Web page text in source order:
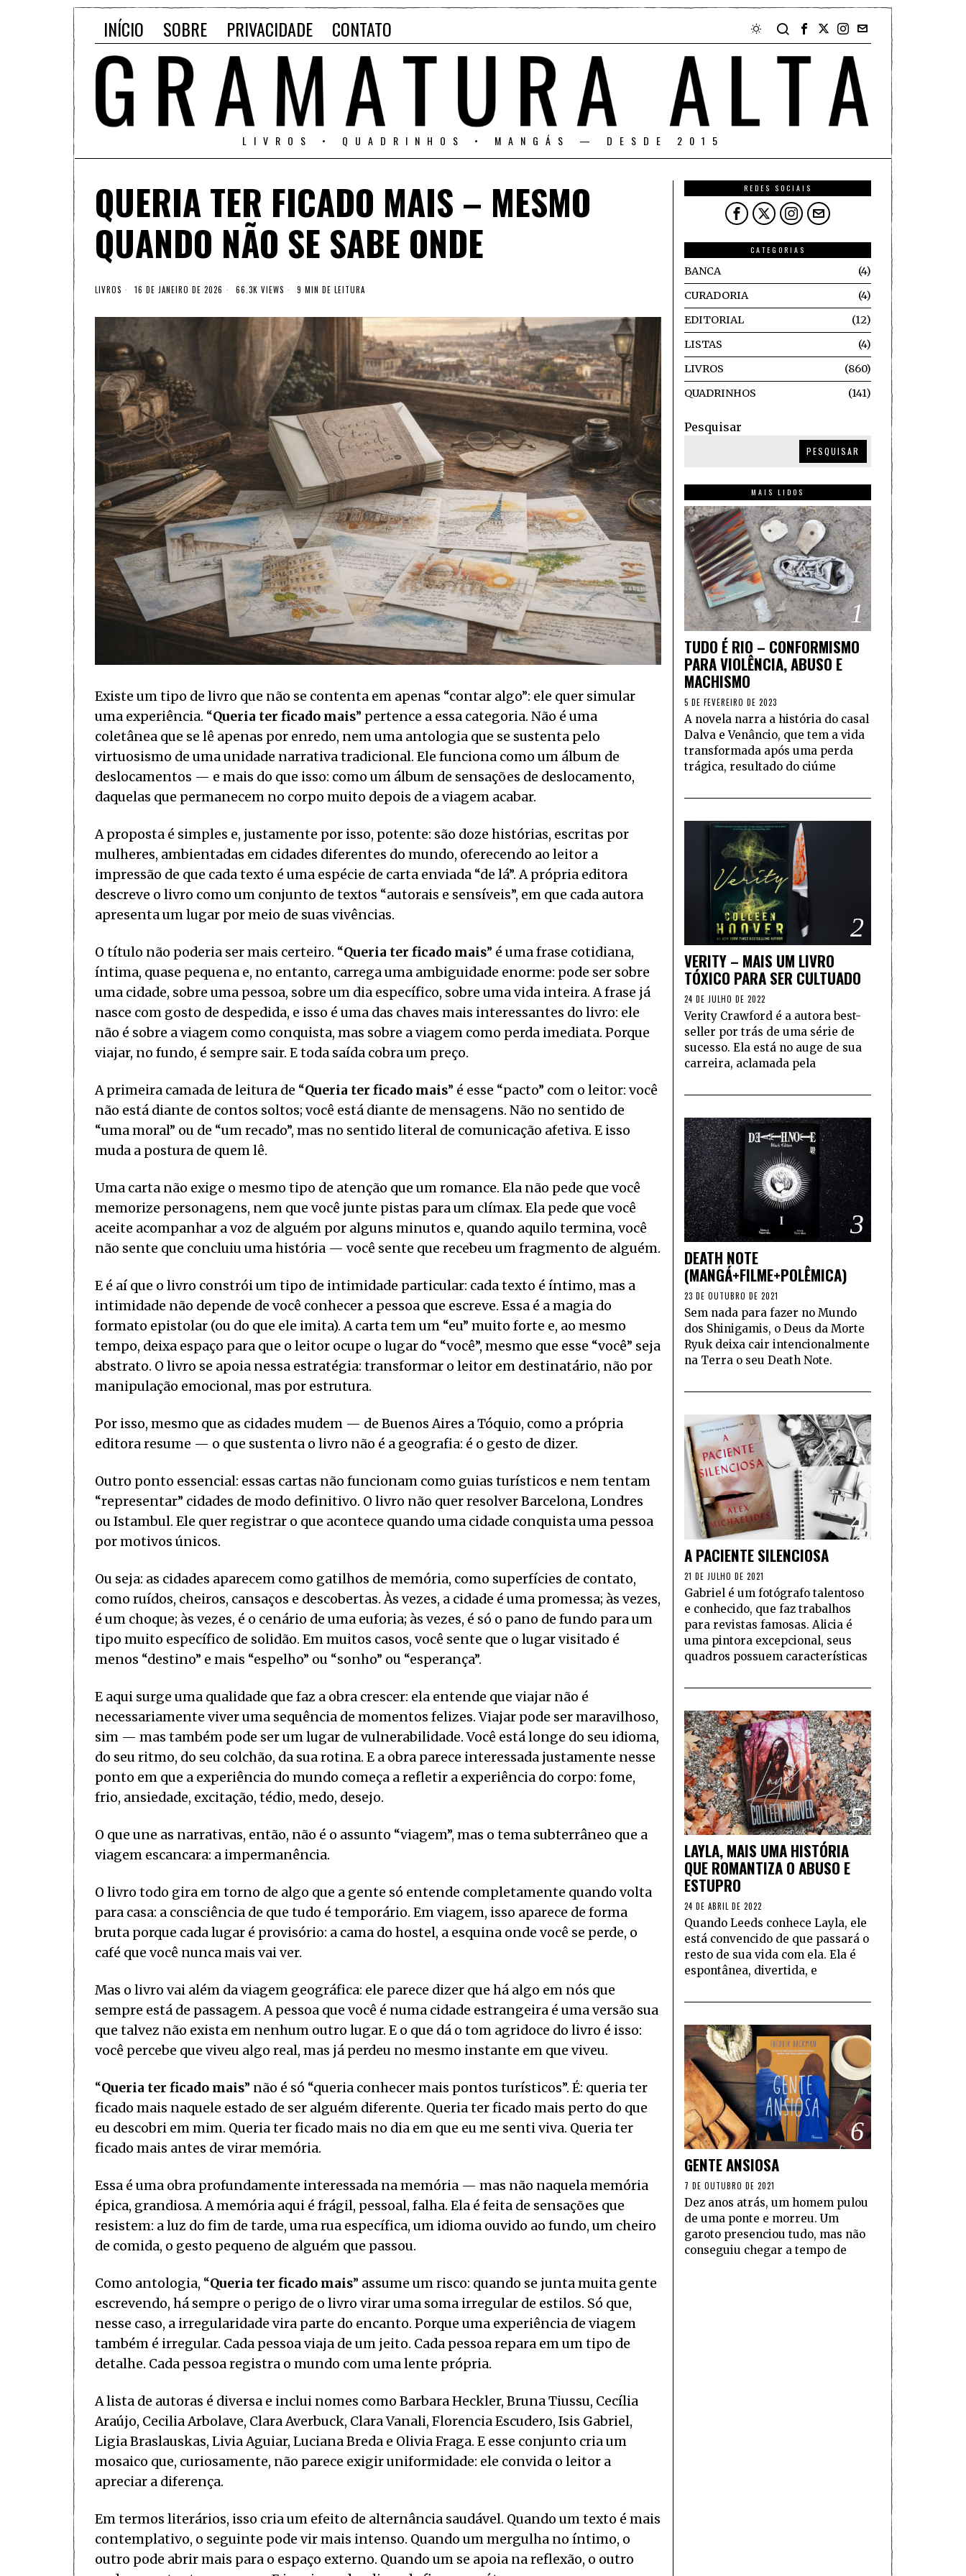
INÍCIO SOBRE PRIVACIDADE CONTATO
LIVROS • QUADRINHOS • MANGÁS — DESDE 2015
QUERIA TER FICADO MAIS – MESMO
QUANDO NÃO SE SABE ONDE
LIVROS 16 DE JANEIRO DE 2026 66.3K VIEWS 9 MIN DE LEITURA
Existe um tipo de livro que não se contenta em apenas “contar algo”: ele quer simular
uma experiência. “Queria ter ficado mais” pertence a essa categoria. Não é uma
coletânea que se lê apenas por enredo, nem uma antologia que se sustenta pelo
virtuosismo de uma unidade narrativa tradicional. Ele funciona como um álbum de
deslocamentos — e mais do que isso: como um álbum de sensações de deslocamento,
daquelas que permanecem no corpo muito depois de a viagem acabar.
A proposta é simples e, justamente por isso, potente: são doze histórias, escritas por
mulheres, ambientadas em cidades diferentes do mundo, oferecendo ao leitor a
impressão de que cada texto é uma espécie de carta enviada “de lá”. A própria editora
descreve o livro como um conjunto de textos “autorais e sensíveis”, em que cada autora
apresenta um lugar por meio de suas vivências.
O título não poderia ser mais certeiro. “Queria ter ficado mais” é uma frase cotidiana,
íntima, quase pequena e, no entanto, carrega uma ambiguidade enorme: pode ser sobre
uma cidade, sobre uma pessoa, sobre um dia específico, sobre uma vida inteira. A frase já
nasce com gosto de despedida, e isso é uma das chaves mais interessantes do livro: ele
não é sobre a viagem como conquista, mas sobre a viagem como perda imediata. Porque
viajar, no fundo, é sempre sair. E toda saída cobra um preço.
A primeira camada de leitura de “Queria ter ficado mais” é esse “pacto” com o leitor: você
não está diante de contos soltos; você está diante de mensagens. Não no sentido de
“uma moral” ou de “um recado”, mas no sentido literal de comunicação afetiva. E isso
muda a postura de quem lê.
Uma carta não exige o mesmo tipo de atenção que um romance. Ela não pede que você
memorize personagens, nem que você junte pistas para um clímax. Ela pede que você
aceite acompanhar a voz de alguém por alguns minutos e, quando aquilo termina, você
não sente que concluiu uma história — você sente que recebeu um fragmento de alguém.
E é aí que o livro constrói um tipo de intimidade particular: cada texto é íntimo, mas a
intimidade não depende de você conhecer a pessoa que escreve. Essa é a magia do
formato epistolar (ou do que ele imita). A carta tem um “eu” muito forte e, ao mesmo
tempo, deixa espaço para que o leitor ocupe o lugar do “você”, mesmo que esse “você” seja
abstrato. O livro se apoia nessa estratégia: transformar o leitor em destinatário, não por
manipulação emocional, mas por estrutura.
Por isso, mesmo que as cidades mudem — de Buenos Aires a Tóquio, como a própria
editora resume — o que sustenta o livro não é a geografia: é o gesto de dizer.
Outro ponto essencial: essas cartas não funcionam como guias turísticos e nem tentam
“representar” cidades de modo definitivo. O livro não quer resolver Barcelona, Londres
ou Istambul. Ele quer registrar o que acontece quando uma cidade conquista uma pessoa
por motivos únicos.
Ou seja: as cidades aparecem como gatilhos de memória, como superfícies de contato,
como ruídos, cheiros, cansaços e descobertas. Às vezes, a cidade é uma promessa; às vezes,
é um choque; às vezes, é o cenário de uma euforia; às vezes, é só o pano de fundo para um
tipo muito específico de solidão. Em muitos casos, você sente que o lugar visitado é
menos “destino” e mais “espelho” ou “sonho” ou “esperança”.
E aqui surge uma qualidade que faz a obra crescer: ela entende que viajar não é
necessariamente viver uma sequência de momentos felizes. Viajar pode ser maravilhoso,
sim — mas também pode ser um lugar de vulnerabilidade. Você está longe do seu idioma,
do seu ritmo, do seu colchão, da sua rotina. E a obra parece interessada justamente nesse
ponto em que a experiência do mundo começa a refletir a experiência do corpo: fome,
frio, ansiedade, excitação, tédio, medo, desejo.
O que une as narrativas, então, não é o assunto “viagem”, mas o tema subterrâneo que a
viagem escancara: a impermanência.
O livro todo gira em torno de algo que a gente só entende completamente quando volta
para casa: a consciência de que tudo é temporário. Em viagem, isso aparece de forma
bruta porque cada lugar é provisório: a cama do hostel, a esquina onde você se perde, o
café que você nunca mais vai ver.
Mas o livro vai além da viagem geográfica: ele parece dizer que há algo em nós que
sempre está de passagem. A pessoa que você é numa cidade estrangeira é uma versão sua
que talvez não exista em nenhum outro lugar. E o que dá o tom agridoce do livro é isso:
você percebe que viveu algo real, mas já perdeu no mesmo instante em que viveu.
“Queria ter ficado mais” não é só “queria conhecer mais pontos turísticos”. É: queria ter
ficado mais naquele estado de ser alguém diferente. Queria ter ficado mais perto do que
eu descobri em mim. Queria ter ficado mais no dia em que eu me senti viva. Queria ter
ficado mais antes de virar memória.
Essa é uma obra profundamente interessada na memória — mas não naquela memória
épica, grandiosa. A memória aqui é frágil, pessoal, falha. Ela é feita de sensações que
resistem: a luz do fim de tarde, uma rua específica, um idioma ouvido ao fundo, um cheiro
de comida, o gesto pequeno de alguém que passou.
Como antologia, “Queria ter ficado mais” assume um risco: quando se junta muita gente
escrevendo, há sempre o perigo de o livro virar uma soma irregular de estilos. Só que,
nesse caso, a irregularidade vira parte do encanto. Porque uma experiência de viagem
também é irregular. Cada pessoa viaja de um jeito. Cada pessoa repara em um tipo de
detalhe. Cada pessoa registra o mundo com uma lente própria.
A lista de autoras é diversa e inclui nomes como Barbara Heckler, Bruna Tiussu, Cecília
Araújo, Cecilia Arbolave, Clara Averbuck, Clara Vanali, Florencia Escudero, Isis Gabriel,
Ligia Braslauskas, Livia Aguiar, Luciana Breda e Olivia Fraga. E esse conjunto cria um
mosaico que, curiosamente, não parece exigir uniformidade: ele convida o leitor a
apreciar a diferença.
Em termos literários, isso cria um efeito de alternância saudável. Quando um texto é mais
contemplativo, o seguinte pode vir mais intenso. Quando um mergulha no íntimo, o
outro pode abrir mais para o espaço externo. Quando um se apoia na reflexão, o outro
REDES SOCIAIS
CATEGORIAS
BANCA
4
CURADORIA
4
EDITORIAL
12
LISTAS
4
LIVROS
860
QUADRINHOS
141
Pesquisar
PESQUISAR
MAIS LIDOS
1
TUDO É RIO – CONFORMISMO
PARA VIOLÊNCIA, ABUSO E
MACHISMO
5 DE FEVEREIRO DE 2023
A novela narra a história do casal
Dalva e Venâncio, que tem a vida
transformada após uma perda
trágica, resultado do ciúme
2
VERITY – MAIS UM LIVRO
TÓXICO PARA SER CULTUADO
24 DE JULHO DE 2022
Verity Crawford é a autora best-
seller por trás de uma série de
sucesso. Ela está no auge de sua
carreira, aclamada pela
3
DEATH NOTE
(MANGÁ+FILME+POLÊMICA)
23 DE OUTUBRO DE 2021
Sem nada para fazer no Mundo
dos Shinigamis, o Deus da Morte
Ryuk deixa cair intencionalmente
na Terra o seu Death Note.
4
A PACIENTE SILENCIOSA
21 DE JULHO DE 2021
Gabriel é um fotógrafo talentoso
e conhecido, que faz trabalhos
para revistas famosas. Alicia é
uma pintora excepcional, seus
quadros possuem características
5
LAYLA, MAIS UMA HISTÓRIA
QUE ROMANTIZA O ABUSO E
ESTUPRO
24 DE ABRIL DE 2022
Quando Leeds conhece Layla, ele
está convencido de que passará o
resto de sua vida com ela. Ela é
espontânea, divertida, e
6
GENTE ANSIOSA
7 DE OUTUBRO DE 2021
Dez anos atrás, um homem pulou
de uma ponte e morreu. Um
garoto presenciou tudo, mas não
conseguiu chegar a tempo de